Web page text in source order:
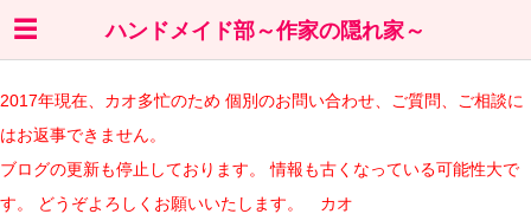
ハンドメイド部～作家の隠れ家～
2017年現在、カオ多忙のため 個別のお問い合わせ、ご質問、ご相談に
はお返事できません。
ブログの更新も停止しております。 情報も古くなっている可能性大で
す。 どうぞよろしくお願いいたします。 カオ